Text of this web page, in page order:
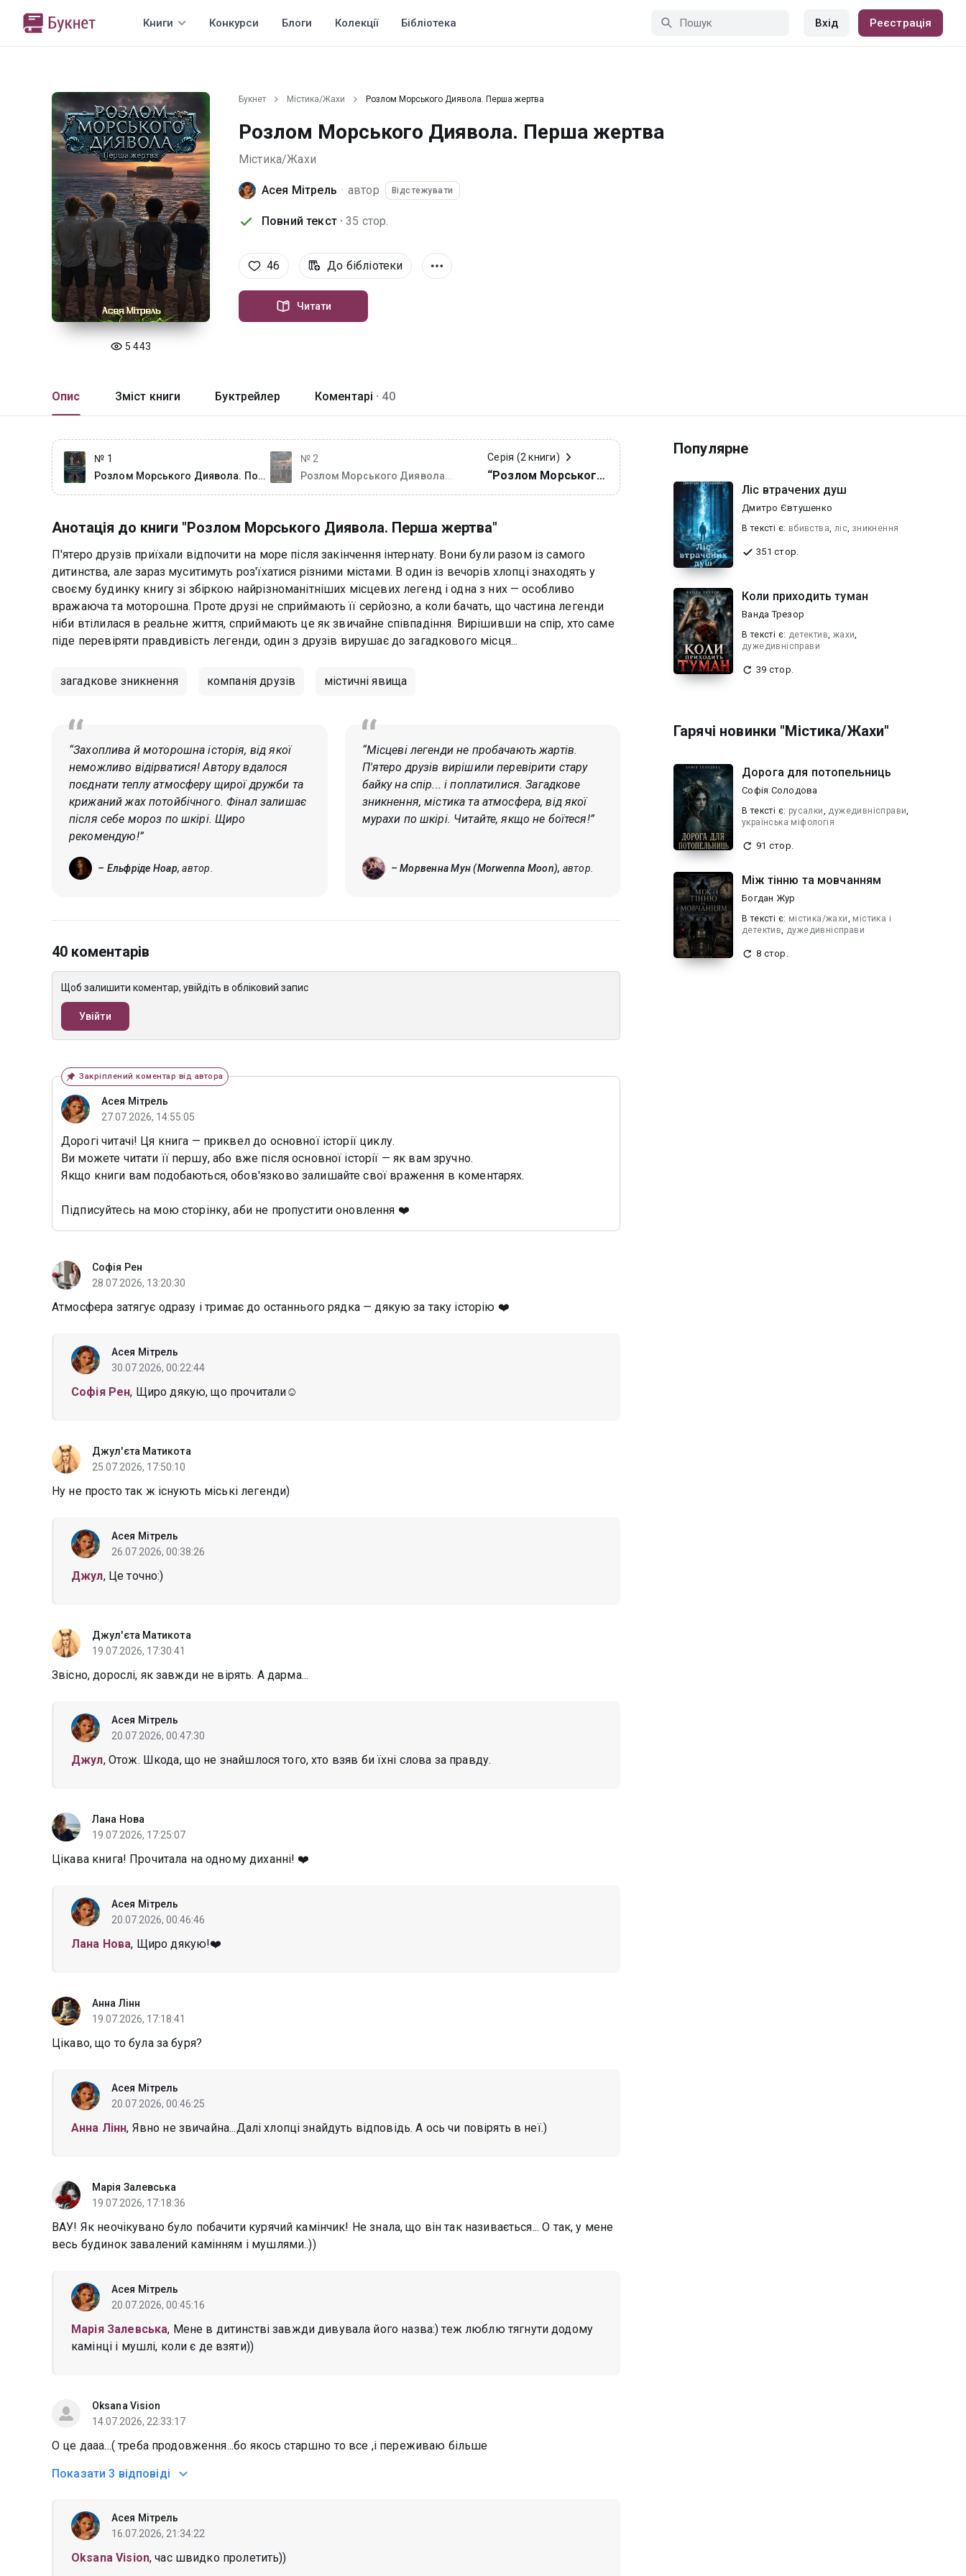
Книги Конкурси Блоги Колекції Бібліотека Вхід Реєстрація
5 443
Букнет Містика/Жахи Розлом Морського Диявола. Перша жертва
Розлом Морського Диявола. Перша жертва
Містика/Жахи
Асея Мітрель · автор Відстежувати
Повний текст · 35 стор.
46 До бібліотеки
Читати
Опис Зміст книги Буктрейлер Коментарі · 40
№ 1
Розлом Морського Диявола. По
№ 2
Розлом Морського Диявола.
Серія (2 книги)
“Розлом Морського
Диявола”
Анотація до книги "Розлом Морського Диявола. Перша жертва"
П'ятеро друзів приїхали відпочити на море після закінчення інтернату. Вони були разом із самого
дитинства, але зараз муситимуть роз'їхатися різними містами. В один із вечорів хлопці знаходять у
своєму будинку книгу зі збіркою найрізноманітніших місцевих легенд і одна з них — особливо
вражаюча та моторошна. Проте друзі не сприймають її серйозно, а коли бачать, що частина легенди
ніби втілилася в реальне життя, сприймають це як звичайне співпадіння. Вирішивши на спір, хто саме
піде перевіряти правдивість легенди, один з друзів вирушає до загадкового місця...
загадкове зникнення компанія друзів містичні явища
“Захоплива й моторошна історія, від якої
неможливо відірватися! Автору вдалося
поєднати теплу атмосферу щирої дружби та
крижаний жах потойбічного. Фінал залишає
після себе мороз по шкірі. Щиро
рекомендую!”
– Ельфріде Ноар, автор.
“Місцеві легенди не пробачають жартів.
П'ятеро друзів вирішили перевірити стару
байку на спір... і поплатилися. Загадкове
зникнення, містика та атмосфера, від якої
мурахи по шкірі. Читайте, якщо не боїтеся!”
– Морвенна Мун (Morwenna Moon), автор.
40 коментарів
Щоб залишити коментар, увійдіть в обліковий запис
Увійти
Закріплений коментар від автора
Асея Мітрель
27.07.2026, 14:55:05
Дорогі читачі! Ця книга — приквел до основної історії циклу.
Ви можете читати її першу, або вже після основної історії — як вам зручно.
Якщо книги вам подобаються, обов'язково залишайте свої враження в коментарях.
Підписуйтесь на мою сторінку, аби не пропустити оновлення ❤️
Софія Рен
28.07.2026, 13:20:30
Атмосфера затягує одразу і тримає до останнього рядка — дякую за таку історію ❤️
Асея Мітрель
30.07.2026, 00:22:44
Софія Рен, Щиро дякую, що прочитали☺️
Джул'єта Матикота
25.07.2026, 17:50:10
Ну не просто так ж існують міські легенди)
Асея Мітрель
26.07.2026, 00:38:26
Джул, Це точно:)
Джул'єта Матикота
19.07.2026, 17:30:41
Звісно, дорослі, як завжди не вірять. А дарма...
Асея Мітрель
20.07.2026, 00:47:30
Джул, Отож. Шкода, що не знайшлося того, хто взяв би їхні слова за правду.
Лана Нова
19.07.2026, 17:25:07
Цікава книга! Прочитала на одному диханні! ❤️
Асея Мітрель
20.07.2026, 00:46:46
Лана Нова, Щиро дякую!❤️
Анна Лінн
19.07.2026, 17:18:41
Цікаво, що то була за буря?
Асея Мітрель
20.07.2026, 00:46:25
Анна Лінн, Явно не звичайна...Далі хлопці знайдуть відповідь. А ось чи повірять в неї.)
Марія Залевська
19.07.2026, 17:18:36
ВАУ! Як неочікувано було побачити курячий камінчик! Не знала, що він так називається... О так, у мене
весь будинок завалений камінням і мушлями..))
Асея Мітрель
20.07.2026, 00:45:16
Марія Залевська, Мене в дитинстві завжди дивувала його назва:) теж люблю тягнути додому
камінці і мушлі, коли є де взяти))
Oksana Vision
14.07.2026, 22:33:17
О це дааа...( треба продовження...бо якось старшно то все ,і переживаю більше
Показати 3 відповіді
Асея Мітрель
16.07.2026, 21:34:22
Oksana Vision, час швидко пролетить))
Популярне
Ліс втрачених душ
Дмитро Євтушенко
В текcті є: вбивства, ліс, зникнення
351 стор.
Коли приходить туман
Ванда Трезор
В текcті є: детектив, жахи,
дужедивнісправи
39 стор.
Гарячі новинки "Містика/Жахи"
Дорога для потопельниць
Софія Солодова
В текcті є: русалки, дужедивнісправи,
українська міфологія
91 стор.
Між тінню та мовчанням
Богдан Жур
В текcті є: містика/жахи, містика і
детектив, дужедивнісправи
8 стор.